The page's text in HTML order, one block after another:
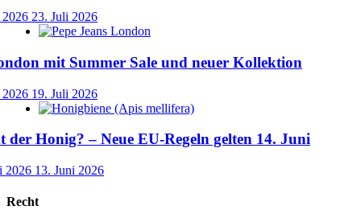
23. Juli 2026
mit Summer Sale und neuer Kollektion
19. Juli 2026
der Honig? – Neue EU-Regeln gelten 14. Juni
2026 13. Juni 2026
Recht